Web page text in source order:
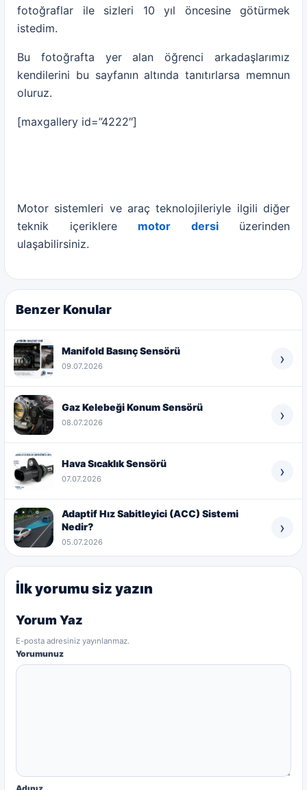
fotoğraflar ile sizleri 10 yıl öncesine götürmek
istedim.
Bu fotoğrafta yer alan öğrenci arkadaşlarımız
kendilerini bu sayfanın altında tanıtırlarsa memnun
oluruz.
[maxgallery id=”4222″]
Motor sistemleri ve araç teknolojileriyle ilgili diğer
teknik içeriklere motor dersiüzerinden
ulaşabilirsiniz.
Benzer Konular
Manifold Basınç Sensörü
09.07.2026 ›
Gaz Kelebeği Konum Sensörü
08.07.2026 ›
Hava Sıcaklık Sensörü
07.07.2026 ›
Adaptif Hız Sabitleyici (ACC) Sistemi
Nedir?
05.07.2026
›
İlk yorumu siz yazın
Yorum Yaz
E-posta adresiniz yayınlanmaz.
Yorumunuz